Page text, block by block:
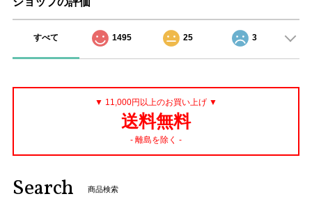
すべて 1495 25 3
▼ 11,000円以上のお買い上げ ▼
送料無料
- 離島を除く -
Search 商品検索